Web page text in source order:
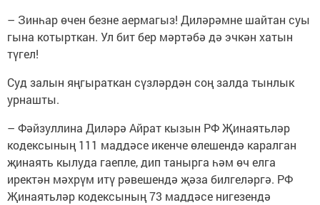
– Зинһар өчен безне аермагыз! Диләрәмне шайтан суы
гына котырткан. Ул бит бер мәртәбә дә эчкән хатын
түгел!
Суд залын яңгыраткан сүзләрдән соң залда тынлык
урнашты.
– Фәйзуллина Диләрә Айрат кызын РФ Җинаятьләр
кодексының 111 маддәсе икенче өлешендә каралган
җинаять кылуда гаепле, дип танырга һәм өч елга
иректән мәхрүм итү рәвешендә җәза билгеләргә. РФ
Җинаятьләр кодексының 73 маддәсе нигезендә